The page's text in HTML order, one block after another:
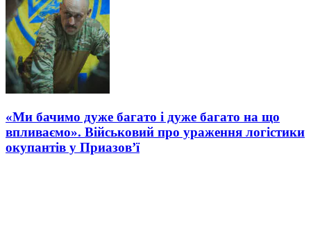
«Ми бачимо дуже багато і дуже багато на що
впливаємо». Військовий про ураження логістики
окупантів у Приазов’ї